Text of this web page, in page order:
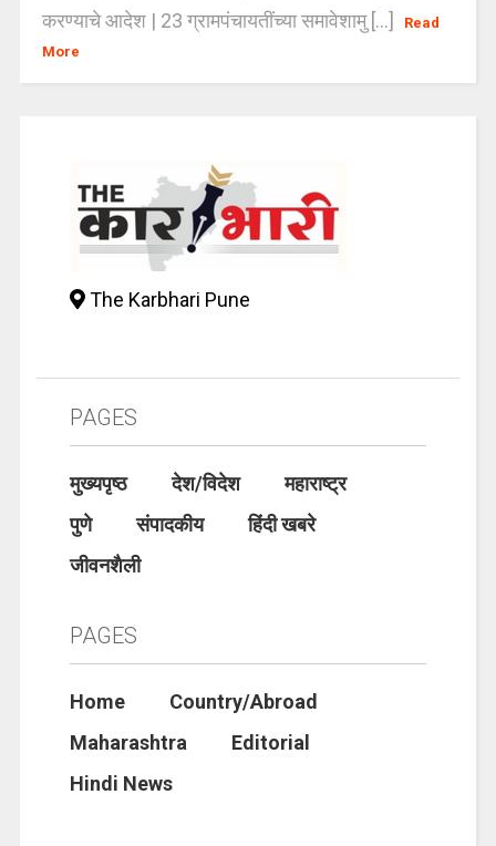
करण्याचे आदेश | 23 ग्रामपंचायतींच्या समावेशामु [...]
Read
More
The Karbhari Pune
PAGES
मुख्यपृष्ठ देश/विदेश
महाराष्ट्र
पुणे
संपादकीय
हिंदी खबरे
जीवनशैली
PAGES
Home
Country/Abroad
Maharashtra
Editorial
Hindi News